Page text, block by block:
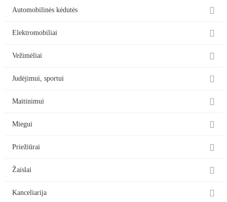
Automobilinės kėdutės 
Elektromobiliai 
Vežimėliai 
Judėjimui, sportui 
Maitinimui 
Miegui 
Priežiūrai 
Žaislai 
Kanceliarija 